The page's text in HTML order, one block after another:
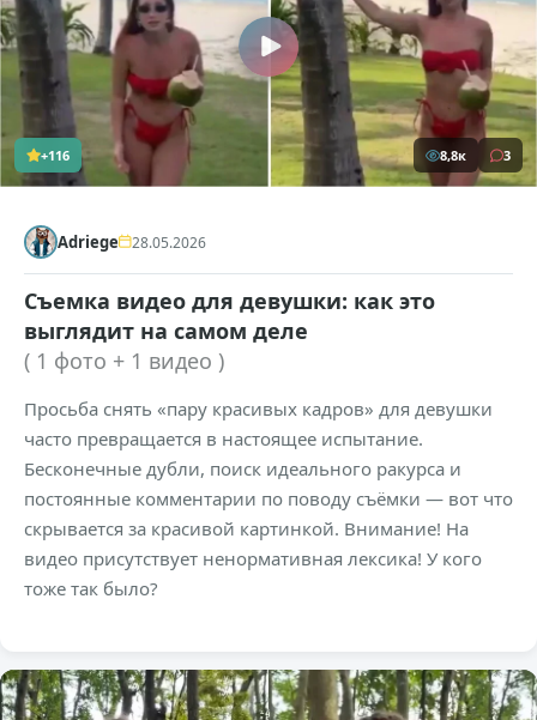
+116 8,8к 3
Adriege 28.05.2026
Съемка видео для девушки: как это
выглядит на самом деле
( 1 фото + 1 видео )
Просьба снять «пару красивых кадров» для девушки
часто превращается в настоящее испытание.
Бесконечные дубли, поиск идеального ракурса и
постоянные комментарии по поводу съёмки — вот что
скрывается за красивой картинкой. Внимание! На
видео присутствует ненормативная лексика! У кого
тоже так было?